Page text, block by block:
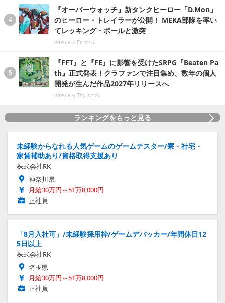
『オーバーウォッチ』新タンクヒーロー「D.Mon」
のヒーロー・トレイラーが公開！ MEKA部隊を率い
てレッキング・ボールと激突
2026.8.7 Fri 1:15
『FFT』と『FE』に影響を受けたSRPG『Beaten Pa
th』正式発表！クラファンで注目集め、数年の個人
開発が生んだ作品2027年リリースへ
2026.8.6 Thu 12:30
ランキングをもっと見る
未経験からなれる人気ゲームのゲームテスター/寮・社宅・
家賃補助あり/資格取得支援あり
株式会社RK
神奈川県
月給30万円～51万8,000円
正社員
「8月入社可」/未経験採用枠/ゲームデバッカー/年間休日12
5日以上
株式会社RK
埼玉県
月給30万円～51万8,000円
正社員